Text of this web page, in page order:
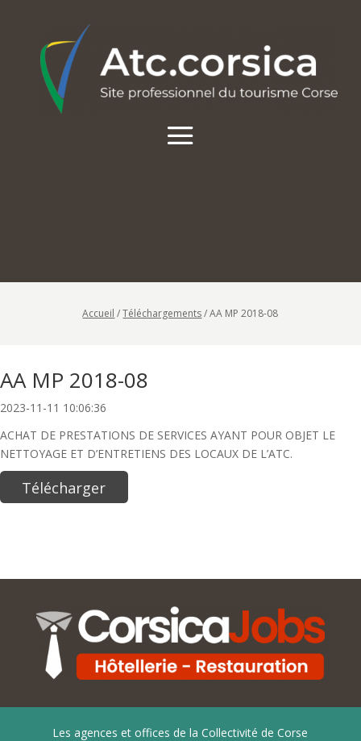
Accueil /Téléchargements/AA MP 2018-08
AA MP 2018-08
2023-11-11 10:06:36
ACHAT DE PRESTATIONS DE SERVICES AYANT POUR OBJET LE
NETTOYAGE ET D’ENTRETIENS DES LOCAUX DE L’ATC.
Télécharger
Les agences et offices de la Collectivité de Corse